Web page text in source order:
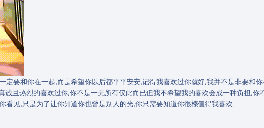
定要和你在一起,而是希望你以后都平平安安,记得我喜欢过你就好,我并不是非要和
诚且热烈的喜欢过你,你不是一无所有仅此而已但我不希望我的喜欢会成一种负担,你
看见,只是为了让你知道你也曾是别人的光,你只需要知道你很榛值得我喜欢